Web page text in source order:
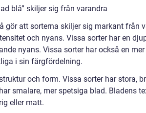
blå” skiljer sig från varandra
gör att sorterna skiljer sig markant från
och nyans. Vissa sorter har en
nyans. Vissa sorter har också en
i sin färgfördelning.
och form. Vissa sorter har stora,
smalare, mer spetsiga blad. Bladens
eller matt.